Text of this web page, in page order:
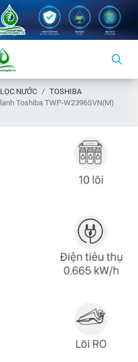
NƯỚC
TOSHIBA
Toshiba TWP-W2396SVN(M)